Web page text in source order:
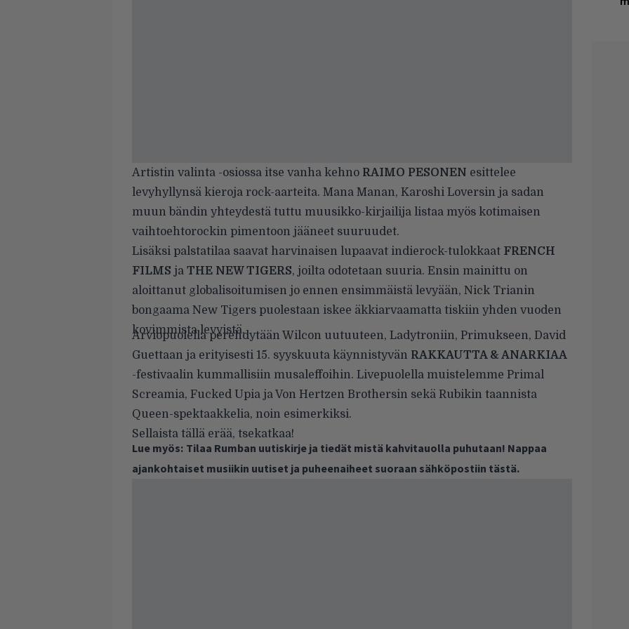
Artistin valinta -osiossa itse vanha kehno RAIMO PESONEN esittelee
levyhyllynsä kieroja rock-aarteita. Mana Manan, Karoshi Loversin ja sadan
muun bändin yhteydestä tuttu muusikko-kirjailija listaa myös kotimaisen
vaihtoehtorockin pimentoon jääneet suuruudet.
Lisäksi palstatilaa saavat harvinaisen lupaavat indierock-tulokkaat FRENCH
FILMS ja THE NEW TIGERS, joilta odotetaan suuria. Ensin mainittu on
aloittanut globalisoitumisen jo ennen ensimmäistä levyään, Nick Trianin
bongaama New Tigers puolestaan iskee äkkiarvaamatta tiskiin yhden vuoden
kovimmista levyistä.
Arviopuolella perehdytään Wilcon uutuuteen, Ladytroniin, Primukseen, David
Guettaan ja erityisesti 15. syyskuuta käynnistyvän RAKKAUTTA & ANARKIAA
-festivaalin kummallisiin musaleffoihin. Livepuolella muistelemme Primal
Screamia, Fucked Upia ja Von Hertzen Brothersin sekä Rubikin taannista
Queen-spektaakkelia, noin esimerkiksi.
Sellaista tällä erää, tsekatkaa!
Lue myös: Tilaa Rumban uutiskirje ja tiedät mistä kahvitauolla puhutaan! Nappaa
ajankohtaiset musiikin uutiset ja puheenaiheet suoraan sähköpostiin tästä.